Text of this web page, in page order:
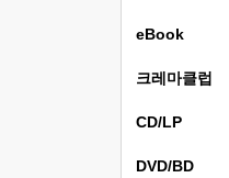
eBook
크레마클럽
CD/LP
DVD/BD